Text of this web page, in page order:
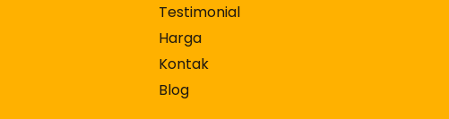
Testimonial
Harga
Kontak
Blog